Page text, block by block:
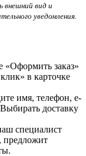
внешний вид и
уведомления.
«Оформить заказ»
в карточке
имя, телефон, e-
доставку
специалист
предложит